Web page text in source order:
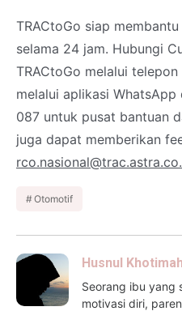
TRACtoGo siap
selama 24 jam. Hubungi
TRACtoGo melalui
melalui aplikasi
087 untuk pusat bantuan
juga dapat memberikan
Otomotif
Husnul Khotimah
Seorang ibu yang
motivasi diri,